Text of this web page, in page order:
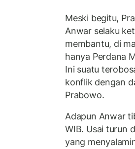
Meski begitu,
Anwar selaku
membantu, di
hanya Perdana
Ini suatu
konflik dengan
Prabowo.
Adapun Anwar
WIB. Usai turun
yang